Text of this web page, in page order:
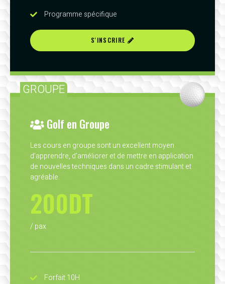
Programme spécifique
S'INSCRIRE
GROUPE
Golf en Groupe
Les cours en groupe sont un excellent moyen
d’apprendre, d'améliorer et de mettre en application
de nouvelles techniques dans un cadre stimulant et
agréable.
200DT
/ pax
Forfait 10H